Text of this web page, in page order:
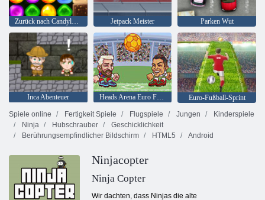
Zurück nach Candyland 4: Lollipop Garden Jetpack Meister Parken Wut
Inca Abenteuer Heads Arena Euro Fußball
Euro-Fußball-Sprint
Spiele online
Fertigkeit Spiele Flugspiele Jungen
Kinderspiele
Ninja
Hubschrauber
Geschicklichkeit
Berührungsempfindlicher Bildschirm
HTML5 Android
Ninjacopter
Ninja Copter
Wir dachten, dass Ninjas die alte